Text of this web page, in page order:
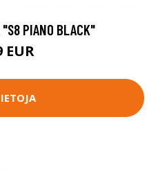
PIANO BLACK"
EUR